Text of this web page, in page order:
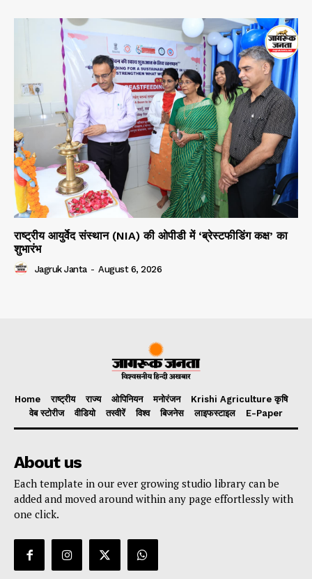
राष्ट्रीय आयुर्वेद संस्थान (NIA) की ओपीडी में ‘ब्रेस्टफीडिंग कक्ष’ का
शुभारंभ
Jagruk Janta - August 6, 2026
Home राष्ट्रीय राज्य ओपिनियन मनोरंजन
Krishi Agriculture कृषि
वेब स्टोरीज
वीडियो तस्वीरें विश्व बिजनेस लाइफस्टाइल E-Paper
About us
Each template in our ever growing studio library can be
added and moved around within any page effortlessly with
one click.